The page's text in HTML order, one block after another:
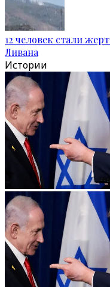
12 человек стали
Ливана
Истории